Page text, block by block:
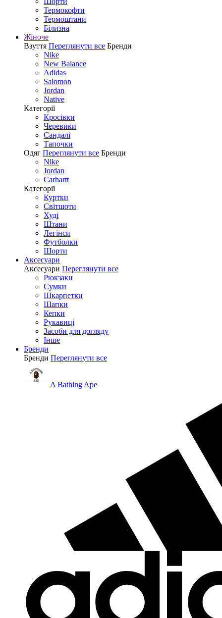
Термокофти
Термоштани
Білизна
Жіноче
Взуття Переглянути все Бренди
Nike
New Balance
Adidas
Salomon
Jordan
Native
Категорії
Кросівки
Черевики
Сандалі
Tапочки
Одяг Переглянути все Бренди
Nike
Jordan
Carhartt
Категорії
Куртки
Світшоти
Худі
Штани
Легінси
Футболки
Шорти
Аксесуари
Аксесуари Переглянути все
Рюкзаки
Сумки
Шкарпетки
Шапки
Кепки
Рукавиці
Засоби для догляду
Інше
Бренди
Бренди Переглянути все
A Bathing Ape